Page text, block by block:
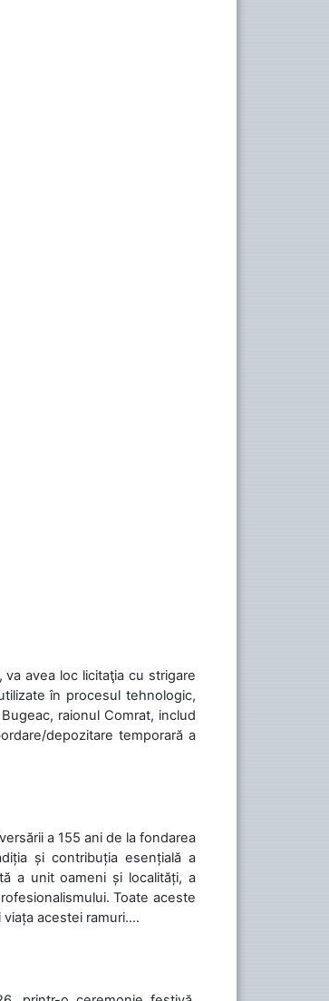
va avea loc licitaţia cu strigare
în procesul tehnologic,
raionul Comrat, includ
depozitare temporară a
a 155 ani de la fondarea
și contribuția esențială a
a unit oameni și localități, a
Toate aceste
acestei ramuri....